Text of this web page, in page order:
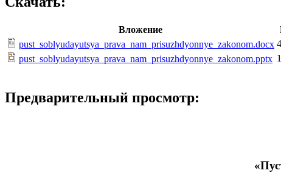
Вложение
pust_soblyudayutsya_prava_nam_prisuzhdyonnye_zakonom.docx
pust_soblyudayutsya_prava_nam_prisuzhdyonnye_zakonom.pptx
Предварительный просмотр: